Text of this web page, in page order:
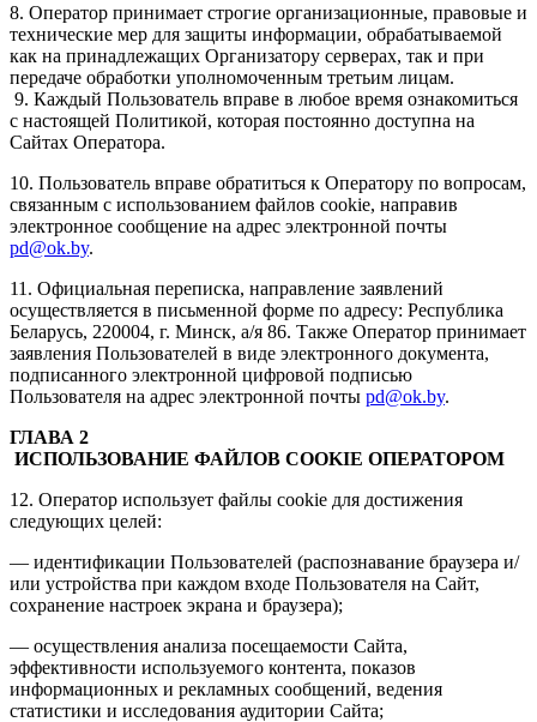
8. Оператор принимает строгие организационные, правовые и
технические мер для защиты информации, обрабатываемой
как на принадлежащих Организатору серверах, так и при
передаче обработки уполномоченным третьим лицам.
9. Каждый Пользователь вправе в любое время ознакомиться
с настоящей Политикой, которая постоянно доступна на
Сайтах Оператора.
10. Пользователь вправе обратиться к Оператору по вопросам,
связанным с использованием файлов cookie, направив
электронное сообщение на адрес электронной почты
pd@ok.by.
11. Официальная переписка, направление заявлений
осуществляется в письменной форме по адресу: Республика
Беларусь, 220004, г. Минск, а/я 86. Также Оператор принимает
заявления Пользователей в виде электронного документа,
подписанного электронной цифровой подписью
Пользователя на адрес электронной почты pd@ok.by.
ГЛАВА 2
ИСПОЛЬЗОВАНИЕ ФАЙЛОВ COOKIE ОПЕРАТОРОМ
12. Оператор использует файлы cookie для достижения
следующих целей:
— идентификации Пользователей (распознавание браузера и/
или устройства при каждом входе Пользователя на Сайт,
сохранение настроек экрана и браузера);
— осуществления анализа посещаемости Сайта,
эффективности используемого контента, показов
информационных и рекламных сообщений, ведения
статистики и исследования аудитории Сайта;